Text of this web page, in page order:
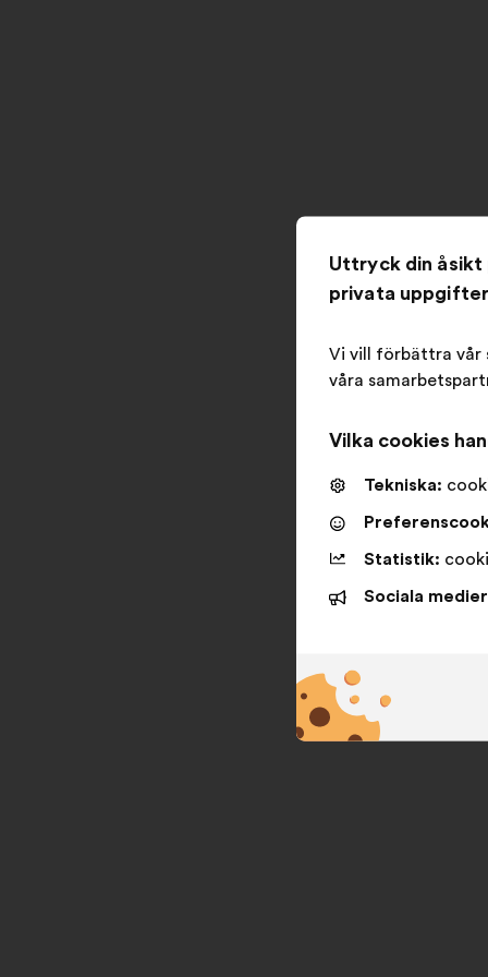
Uttryck din åsikt
privata uppgifter
Vi vill förbättra vår
våra
Vilka cookies
Tekniska:
Statistik:
Sociala